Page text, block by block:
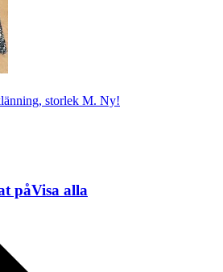
storlek M. Ny!
påVisa alla